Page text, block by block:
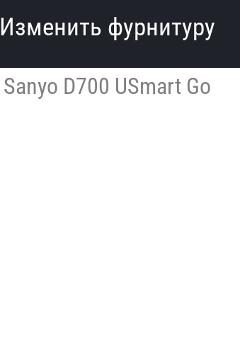
Изменить фурнитуру
Sanyo D700 USmart Go